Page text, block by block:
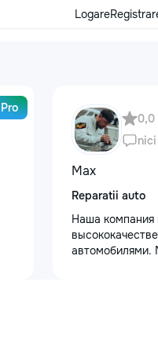
Logare
Pro
0,0
nici
Max
Reparatii auto
Наша компания
автомобилями.